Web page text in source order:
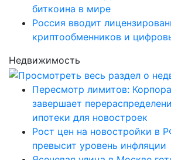
биткоина в мире
Россия вводит
криптообменников и
Недвижимость
Пересмотр лимитов:
завершает
ипотеки для новостроек
Рост цен на новостройки в
превысит уровень инфляции